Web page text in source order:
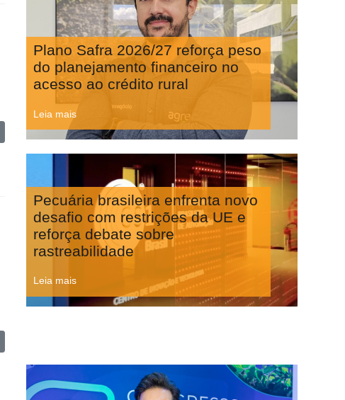
Plano Safra 2026/27 reforça peso
do planejamento financeiro no
acesso ao crédito rural
Leia mais
Pecuária brasileira enfrenta novo
desafio com restrições da UE e
reforça debate sobre
rastreabilidade
Leia mais